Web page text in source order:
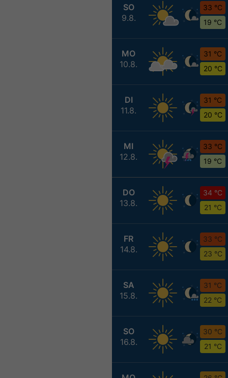
SO
9.8.
33 °C
19 °C
MO
10.8.
31 °C
20 °C
DI
11.8.
31 °C
20 °C
MI
12.8.
33 °C
19 °C
DO
13.8.
34 °C
21 °C
FR
14.8.
33 °C
23 °C
SA
15.8.
31 °C
22 °C
SO
16.8.
30 °C
21 °C